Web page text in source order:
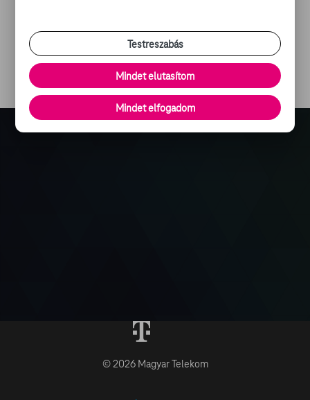
© 2026 Magyar Telekom
Testreszabás
Mindet elutasítom
Mindet elfogadom